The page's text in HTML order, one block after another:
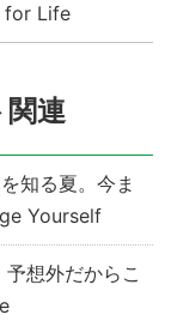
for Life
関連
知る夏。今ま
Yourself
予想外だからこ